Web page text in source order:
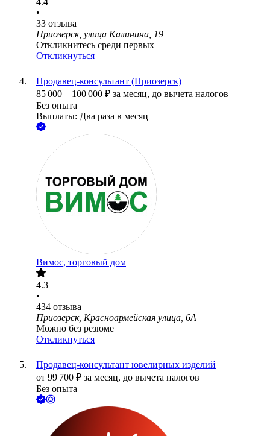
•
33 отзыва
Приозерск, улица Калинина, 19
Откликнитесь среди первых
Откликнуться
Продавец-консультант (Приозерск)
85 000 – 100 000 ₽ за месяц, до вычета налогов
Без опыта
Выплаты: Два раза в месяц
Вимос, торговый дом
4.3
•
434 отзыва
Приозерск, Красноармейская улица, 6А
Можно без резюме
Откликнуться
Продавец-консультант ювелирных изделий
от 99 700 ₽ за месяц, до вычета налогов
Без опыта